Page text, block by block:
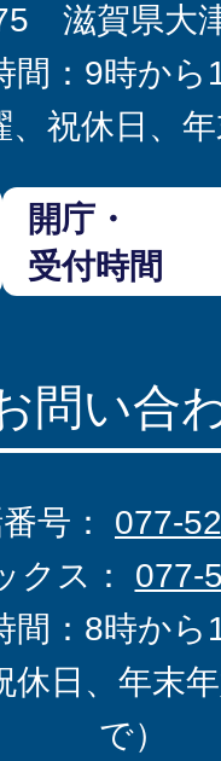
滋賀県大
間：9時から
、祝休日、
開庁・
受付時間
問い合
号： 077-
クス： 077-
間：8時から
休日、年末
で）